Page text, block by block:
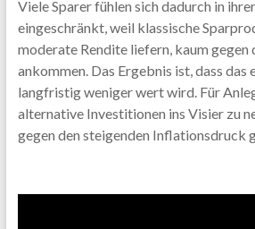
Viele Sparer fühlen sich dadurch in
eingeschränkt, weil klassische
moderate Rendite liefern, kaum gegen
ankommen. Das Ergebnis ist, dass
langfristig weniger wert wird. Für
alternative Investitionen ins Visier zu
gegen den steigenden Inflationsdruck